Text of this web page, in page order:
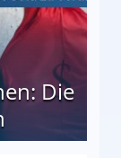
Die